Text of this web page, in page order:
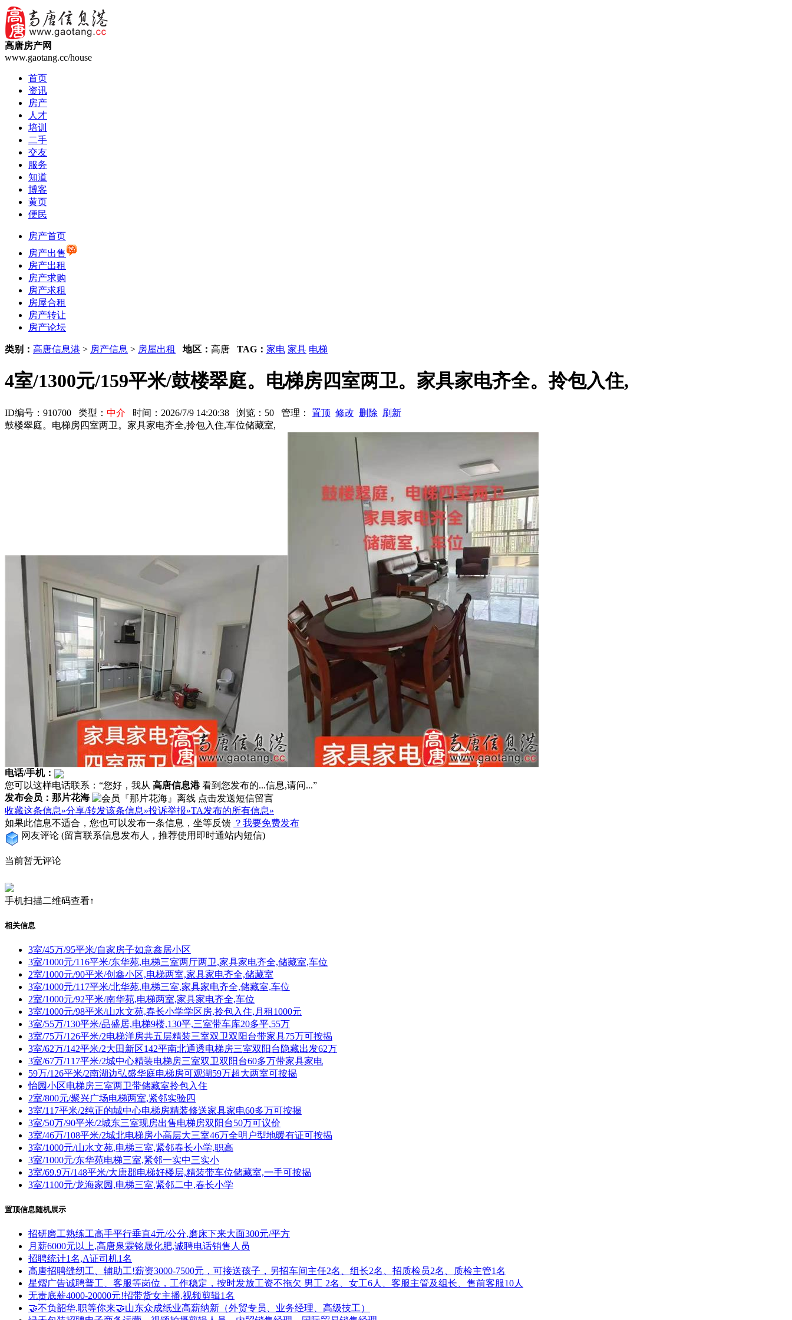
高唐房产网
www.gaotang.cc/house
首页
资讯
房产
人才
培训
二手
交友
服务
知道
博客
黄页
便民
房产首页
房产出售
房产出租
房产求购
房产求租
房屋合租
房产转让
房产论坛
类别： 高唐信息港 > 房产信息 > 房屋出租 地区： 高唐 TAG： 家电 家具 电梯
4室/1300元/159平米/鼓楼翠庭。电梯房四室两卫。家具家电齐全。拎包入住,
ID编号：910700 类型： 中介 时间：2026/7/9 14:20:38 浏览：50 管理： 置顶 修改 删除 刷新
鼓楼翠庭。电梯房四室两卫。家具家电齐全,拎包入住,车位储藏室,
电话/手机：
您可以这样电话联系：“您好，我从 高唐信息港看到您发布的...信息,请问...”
发布会员：那片花海
收藏这条信息»分享/转发该条信息»投诉举报»TA发布的所有信息»
如果此信息不适合，您也可以发布一条信息，坐等反馈 ？我要免费发布
网友评论 (留言联系信息发布人，推荐使用即时通站内短信)
当前暂无评论
手机扫描二维码查看↑
相关信息
3室/45万/95平米/自家房子如意鑫居小区
3室/1000元/116平米/东华苑,电梯三室两厅两卫,家具家电齐全,储藏室,车位
2室/1000元/90平米/创鑫小区,电梯两室,家具家电齐全,储藏室
3室/1000元/117平米/北华苑,电梯三室,家具家电齐全,储藏室,车位
2室/1000元/92平米/南华苑,电梯两室,家具家电齐全,车位
3室/1000元/98平米/山水文苑,春长小学学区房,拎包入住,月租1000元
3室/55万/130平米/品盛居,电梯9楼,130平,三室带车库20多平,55万
3室/75万/126平米/2电梯洋房共五层精装三室双卫双阳台带家具75万可按揭
3室/62万/142平米/2大田新区142平南北通透电梯房三室双阳台隐藏出发62万
3室/67万/117平米/2城中心精装电梯房三室双卫双阳台60多万带家具家电
59万/126平米/2南湖边弘盛华庭电梯房可观湖59万超大两室可按揭
怡园小区电梯房三室两卫带储藏室拎包入住
2室/800元/聚兴广场电梯两室,紧邻实验四
3室/117平米/2纯正的城中心电梯房精装修送家具家电60多万可按揭
3室/50万/90平米/2城东三室现房出售电梯房双阳台50万可议价
3室/46万/108平米/2城北电梯房小高层大三室46万全明户型地暖有证可按揭
3室/1000元/山水文苑,电梯三室,紧邻春长小学,职高
3室/1000元/东华苑电梯三室,紧邻一实中三实小
3室/69.9万/148平米/大唐郡电梯好楼层,精装带车位储藏室,一手可按揭
3室/1100元/龙海家园,电梯三室,紧邻二中,春长小学
置顶信息随机展示
招研磨工熟练工高手平行垂直4元/公分,磨床下来大面300元/平方
月薪6000元以上,高唐泉霖铭晟化肥,诚聘电话销售人员
招聘统计1名,A证司机1名
高唐招聘缝纫工、辅助工!薪资3000-7500元，可接送孩子，另招车间主任2名、组长2名、招质检员2名、质检主管1名
星熠广告诚聘普工、客服等岗位，工作稳定，按时发放工资不拖欠 男工 2名、女工6人、客服主管及组长、售前客服10人
无责底薪4000-20000元!招带货女主播,视频剪辑1名
🤝不负韶华,职等你来🤝山东众成纸业高薪纳新（外贸专员、业务经理、高级技工）